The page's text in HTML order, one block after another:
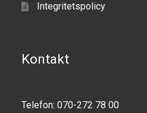
Integritetspolicy
Kontakt
Telefon: 070-272 78 00